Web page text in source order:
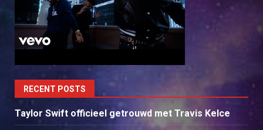
RECENT POSTS
Taylor Swift officieel getrouwd met Travis Kelce